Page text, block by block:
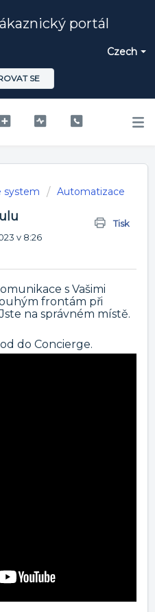
portál
Czech
SE
system Automatizace
Tisk
v 8:26
s Vašimi
frontám při
na správném místě.
do Concierge.